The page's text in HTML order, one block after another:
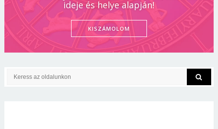
ideje és helye alapján!
KISZÁMOLOM